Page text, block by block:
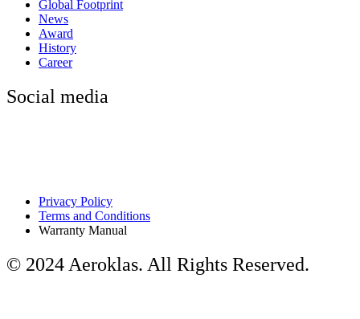
Global Footprint
News
Award
History
Career
Social media
Privacy Policy
Terms and Conditions
Warranty Manual
© 2024 Aeroklas. All Rights Reserved.